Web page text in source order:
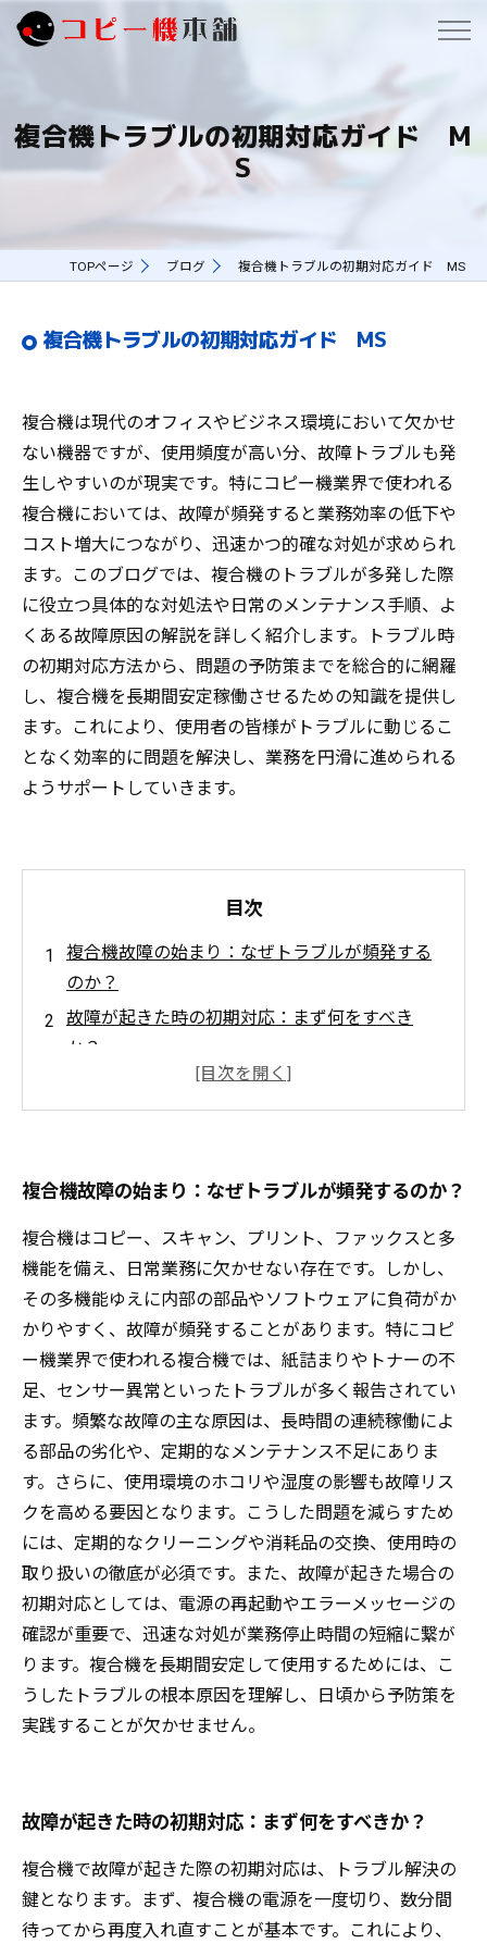
複合機トラブルの初期対応ガイド M
S
TOPページ ブログ 複合機トラブルの初期対応ガイド MS
複合機トラブルの初期対応ガイド MS
複合機は現代のオフィスやビジネス環境において欠かせ
ない機器ですが、使用頻度が高い分、故障トラブルも発
生しやすいのが現実です。特にコピー機業界で使われる
複合機においては、故障が頻発すると業務効率の低下や
コスト増大につながり、迅速かつ的確な対処が求められ
ます。このブログでは、複合機のトラブルが多発した際
に役立つ具体的な対処法や日常のメンテナンス手順、よ
くある故障原因の解説を詳しく紹介します。トラブル時
の初期対応方法から、問題の予防策までを総合的に網羅
し、複合機を長期間安定稼働させるための知識を提供し
ます。これにより、使用者の皆様がトラブルに動じるこ
となく効率的に問題を解決し、業務を円滑に進められる
ようサポートしていきます。
目次
複合機故障の始まり：なぜトラブルが頻発する
のか？
故障が起きた時の初期対応：まず何をすべき
か？
専門的な対処法：原因別の解決ステップを詳し
く解説
重要性とは？
あとの業務効率向上
複合機トラブル対策の基本知識と注意点まとめ
コピー機業界プロが教える、故障頻発時の賢い
対応法
複合機故障の始まり：なぜトラブルが頻発するのか？
複合機はコピー、スキャン、プリント、ファックスと多
機能を備え、日常業務に欠かせない存在です。しかし、
その多機能ゆえに内部の部品やソフトウェアに負荷がか
かりやすく、故障が頻発することがあります。特にコピ
ー機業界で使われる複合機では、紙詰まりやトナーの不
足、センサー異常といったトラブルが多く報告されてい
ます。頻繁な故障の主な原因は、長時間の連続稼働によ
る部品の劣化や、定期的なメンテナンス不足にありま
す。さらに、使用環境のホコリや湿度の影響も故障リス
クを高める要因となります。こうした問題を減らすため
には、定期的なクリーニングや消耗品の交換、使用時の
取り扱いの徹底が必須です。また、故障が起きた場合の
初期対応としては、電源の再起動やエラーメッセージの
確認が重要で、迅速な対処が業務停止時間の短縮に繋が
ります。複合機を長期間安定して使用するためには、こ
うしたトラブルの根本原因を理解し、日頃から予防策を
実践することが欠かせません。
故障が起きた時の初期対応：まず何をすべきか？
複合機で故障が起きた際の初期対応は、トラブル解決の
鍵となります。まず、複合機の電源を一度切り、数分間
待ってから再度入れ直すことが基本です。これにより、